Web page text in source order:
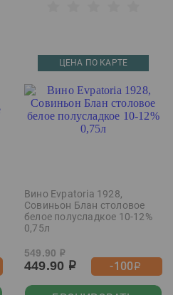
ЦЕНА ПО КАРТЕ
Вино Evpatoria 1928,
Совиньон Блан столовое
белое полусладкое 10-12%
0,75л
549.90 р
449.90 р -100р